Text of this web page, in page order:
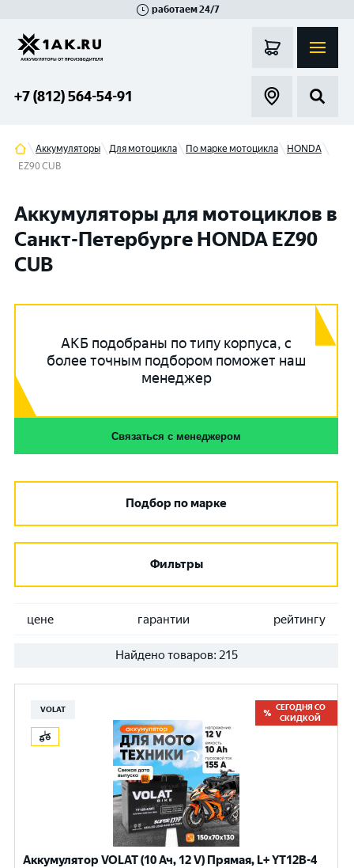
работаем 24/7
+7 (812) 564-54-91
Аккумуляторы Для мотоцикла По марке мотоцикла
HONDA
EZ90 CUB
Аккумуляторы для мотоциклов в
Санкт-Петербурге HONDA EZ90
CUB
АКБ подобраны по типу корпуса, с
более точным подбором поможет наш
менеджер
Связаться с менеджером
Подбор по марке
Фильтры
цене гарантии рейтингу
Найдено товаров: 215
VOLAT
СЕГОДНЯ СО
СКИДКОЙ
Аккумулятор VOLAT (10 Ач, 12 V) Прямая, L+ YT12B-4
Гатчина